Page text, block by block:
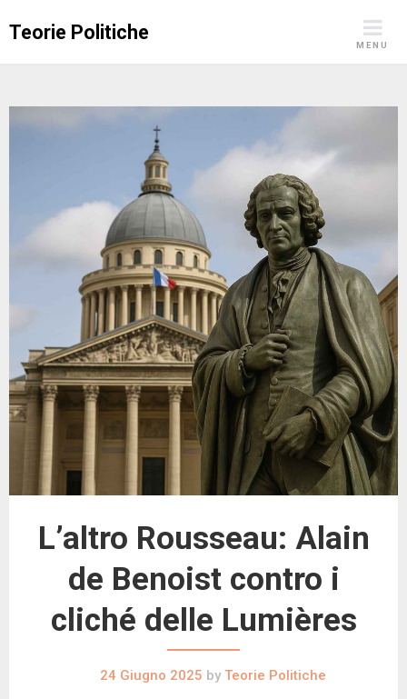
toTeorie Politiche
MENU
L’altro Rousseau: Alain
de Benoist contro i
cliché delle Lumières
24 Giugno 2025 byTeorie Politiche